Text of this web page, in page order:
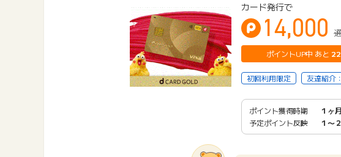
カード発行で
14,000
ポイントUP中 あと 22
初回利用限定 友達紹介
ポイント獲得時期
１ヶ
予定ポイント反映
１〜